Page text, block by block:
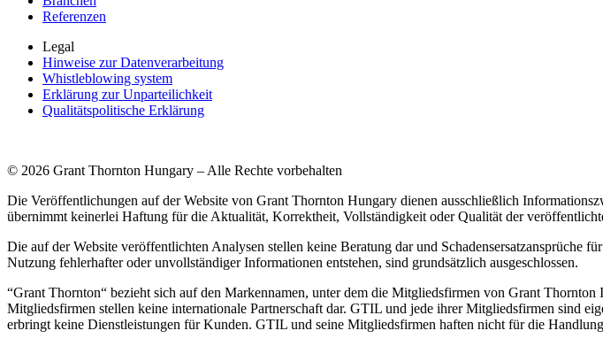
Referenzen
Legal
Hinweise zur Datenverarbeitung
Whistleblowing system
Erklärung zur Unparteilichkeit
Qualitätspolitische Erklärung
© 2026 Grant Thornton Hungary – Alle Rechte vorbehalten
Die Veröffentlichungen auf der Website von Grant Thornton Hungary dienen ausschließlich
übernimmt keinerlei Haftung für die Aktualität, Korrektheit, Vollständigkeit oder Qualität der
Die auf der Website veröffentlichten Analysen stellen keine Beratung dar und
Nutzung fehlerhafter oder unvollständiger Informationen entstehen, sind grundsätzlich ausgeschlossen.
“Grant Thornton“ bezieht sich auf den Markennamen, unter dem die Mitgliedsfirmen von Grant
Mitgliedsfirmen stellen keine internationale Partnerschaft dar. GTIL und jede ihrer Mitgliedsfirmen sind
erbringt keine Dienstleistungen für Kunden. GTIL und seine Mitgliedsfirmen haften nicht für die